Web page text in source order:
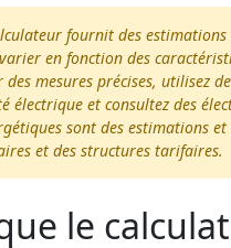
fournit des
en fonction des
mesures précises, utilisez
électrique et consultez des
sont des estimations
et des structures tarifaires.
le